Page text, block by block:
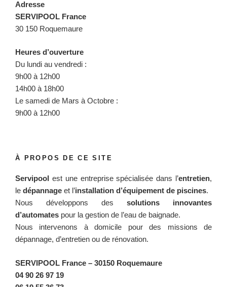
Adresse
SERVIPOOL France
30 150 Roquemaure
Heures d’ouverture
Du lundi au vendredi :
9h00 à 12h00
14h00 à 18h00
Le samedi de Mars à Octobre :
9h00 à 12h00
À PROPOS DE CE SITE
Servipool est une entreprise spécialisée dans l’entretien,
le dépannage et l’installation d’équipement de piscines.
Nous développons des solutions innovantes
d’automates pour la gestion de l’eau de baignade.
Nous intervenons à domicile pour des missions de
dépannage, d’entretien ou de rénovation.
SERVIPOOL France – 30150 Roquemaure
04 90 26 97 19